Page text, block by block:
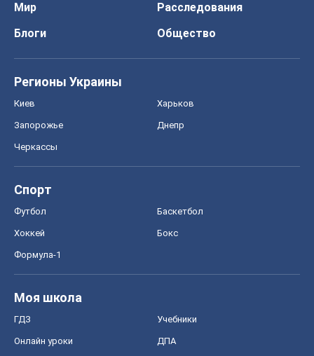
Мир
Расследования
Блоги
Общество
Регионы Украины
Киев Харьков
Запорожье Днепр
Черкассы
Спорт
Футбол Баскетбол
Хоккей Бокс
Формула-1
Моя школа
ГДЗ Учебники
Онлайн уроки ДПА